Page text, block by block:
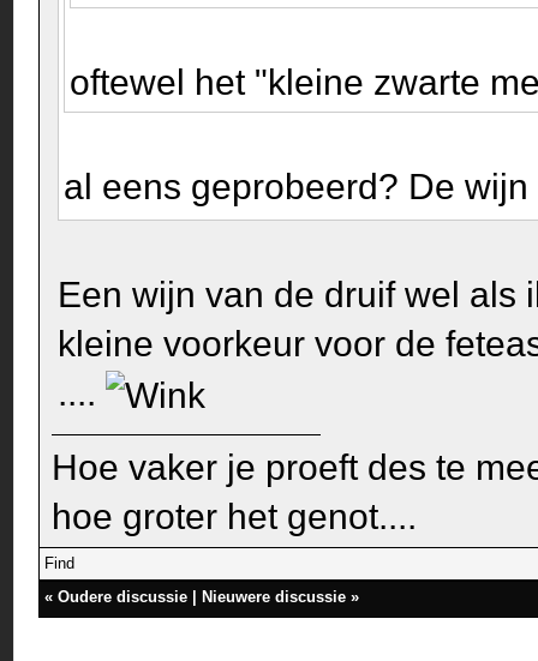
oftewel het "kleine zwarte
al eens geprobeerd? De
Een wijn van de druif wel als
kleine voorkeur voor de
....
Hoe vaker je proeft des te
hoe groter het genot....
Find
«Oudere discussie Nieuwere discussie »